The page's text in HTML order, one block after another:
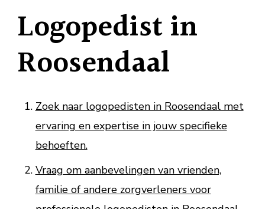
Logopedist in
Roosendaal
Zoek naar logopedisten in Roosendaal met
ervaring en expertise in jouw specifieke
behoeften.
Vraag om aanbevelingen van vrienden,
familie of andere zorgverleners voor